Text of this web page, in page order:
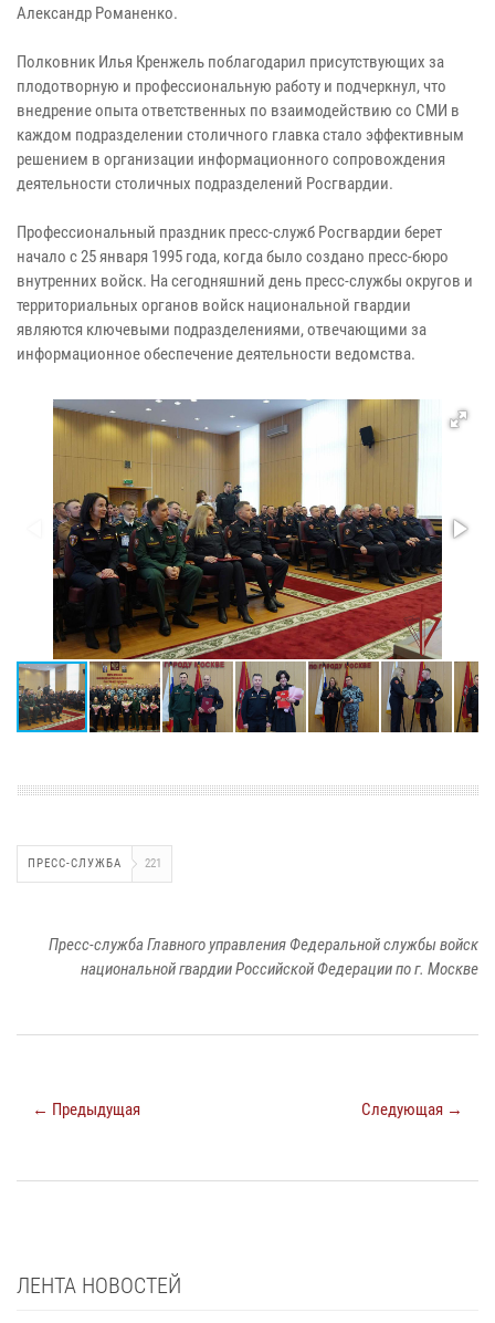
Александр Романенко.
Полковник Илья Кренжель поблагодарил присутствующих за
плодотворную и профессиональную работу и подчеркнул, что
внедрение опыта ответственных по взаимодействию со СМИ в
каждом подразделении столичного главка стало эффективным
решением в организации информационного сопровождения
деятельности столичных подразделений Росгвардии.
Профессиональный праздник пресс-служб Росгвардии берет
начало с 25 января 1995 года, когда было создано пресс-бюро
внутренних войск. На сегодняшний день пресс-службы округов и
территориальных органов войск национальной гвардии
являются ключевыми подразделениями, отвечающими за
информационное обеспечение деятельности ведомства.
ПРЕСС-СЛУЖБА 221
Пресс-служба Главного управления Федеральной службы войск
национальной гвардии Российской Федерации по г. Москве
← Предыдущая Следующая →
ЛЕНТА НОВОСТЕЙ